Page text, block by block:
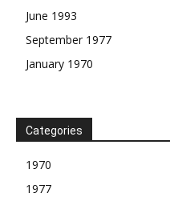
June 1993
September 1977
January 1970
Categories
1970
1977